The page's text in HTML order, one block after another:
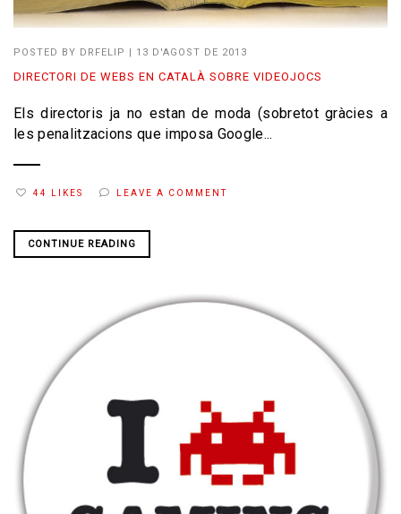
POSTED BY DRFELIP | 13 D'AGOST DE 2013
DIRECTORI DE WEBS EN CATALÀ SOBRE VIDEOJOCS
Els directoris ja no estan de moda (sobretot gràcies a
les penalitzacions que imposa Google...
44 LIKES LEAVE A COMMENT
CONTINUE READING